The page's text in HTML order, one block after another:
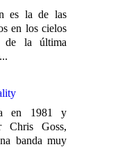
es la de las
en los cielos
de la última
en 1981 y
Chris Goss,
banda muy